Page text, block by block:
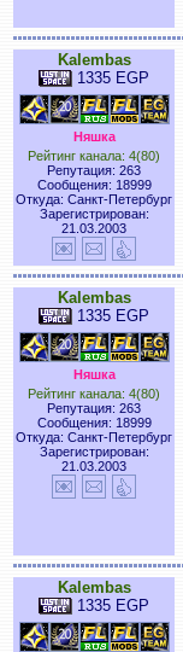
Kalembas
1335 EGP
Няшка
Рейтинг канала: 4(80)
Репутация: 263
Сообщения: 18999
Откуда: Санкт-Петербург
Зарегистрирован:
21.03.2003
Kalembas
1335 EGP
Няшка
Рейтинг канала: 4(80)
Репутация: 263
Сообщения: 18999
Откуда: Санкт-Петербург
Зарегистрирован:
21.03.2003
Kalembas
1335 EGP